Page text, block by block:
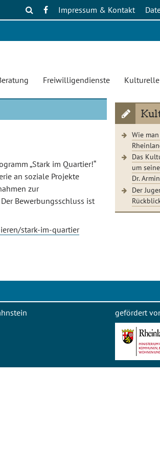
Impressum & Kontakt
Freiwilligendienste
„Stark im Quartier!“
an soziale Projekte
zur
Bewerbungsschluss ist
stark-im-quartier
Wie
Das
um
Dr.
Der
gefördert